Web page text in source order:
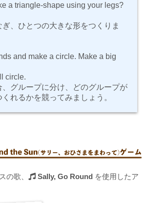
a triangle-shape using your legs?
、ひとつの大きな形をつくりま
and make a circle. Make a big
circle.
、グループに分け、どのグループが
れるかを競ってみましょう。
の歌、 Sally, Go Round を使用したア